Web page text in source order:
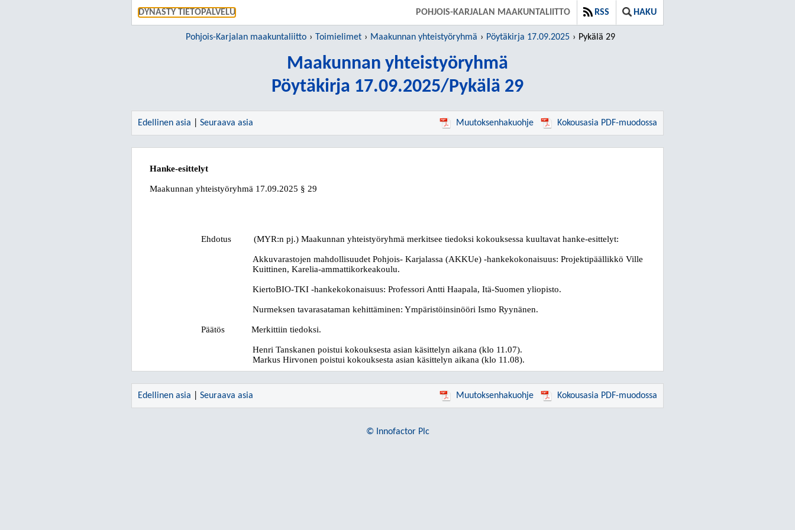
DYNASTY TIETOPALVELU SIIRRY SUORAAN PÄÄSISÄLTÖÖNPOHJOIS-KARJALAN MAAKUNTALIITTO RSS HAKU
Pohjois-Karjalan maakuntaliitto Toimielimet Maakunnan yhteistyöryhmä Pöytäkirja 17.09.2025 Pykälä 29
Maakunnan yhteistyöryhmä
Pöytäkirja 17.09.2025/Pykälä 29
Edellinen asia Seuraava asia Muutoksenhakuohje Kokousasia PDF-muodossa
Hanke-esittelyt
Maakunnan yhteistyöryhmä 17.09.2025 § 29
Ehdotus (MYR:n pj.) Maakunnan yhteistyöryhmä merkitsee tiedoksi kokouksessa kuultavat hanke-esittelyt:
Akkuvarastojen mahdollisuudet Pohjois- Karjalassa (AKKUe) -hankekokonaisuus: Projektipäällikkö Ville
Kuittinen, Karelia-ammattikorkeakoulu.
KiertoBIO-TKI -hankekokonaisuus: Professori Antti Haapala, Itä-Suomen yliopisto.
Nurmeksen tavarasataman kehittäminen: Ympäristöinsinööri Ismo Ryynänen.
Päätös Merkittiin tiedoksi.
Henri Tanskanen poistui kokouksesta asian käsittelyn aikana (klo 11.07).
Markus Hirvonen poistui kokouksesta asian käsittelyn aikana (klo 11.08).
Edellinen asia Seuraava asia Muutoksenhakuohje Kokousasia PDF-muodossa
© Innofactor Plc